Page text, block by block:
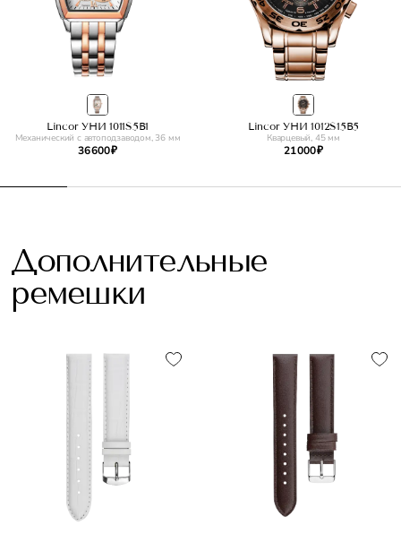
Lincor УНИ 1011S5B1
Механический с автоподзаводом, 36 мм
36 600 ₽
Lincor УНИ 1012S15B5
Кварцевый, 45 мм
21 000 ₽
Дополнительные
ремешки